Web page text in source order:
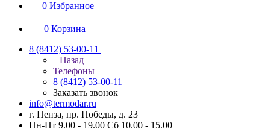
0 Избранное
0 Корзина
8 (8412) 53-00-11
Назад
Телефоны
8 (8412) 53-00-11
Заказать звонок
info@termodar.ru
г. Пенза, пр. Победы, д. 23
Пн-Пт 9.00 - 19.00 Сб 10.00 - 15.00